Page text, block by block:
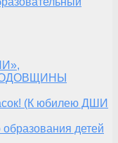
(К юбилею ДШИ
детей